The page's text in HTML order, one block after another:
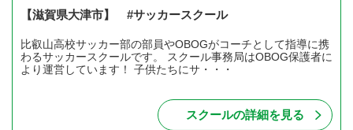
【滋賀県大津市】 #サッカースクール
比叡山高校サッカー部の部員やOBOGがコーチとして指導に携
わるサッカースクールです。 スクール事務局はOBOG保護者に
より運営しています！ 子供たちにサ・・・
スクールの詳細を見る